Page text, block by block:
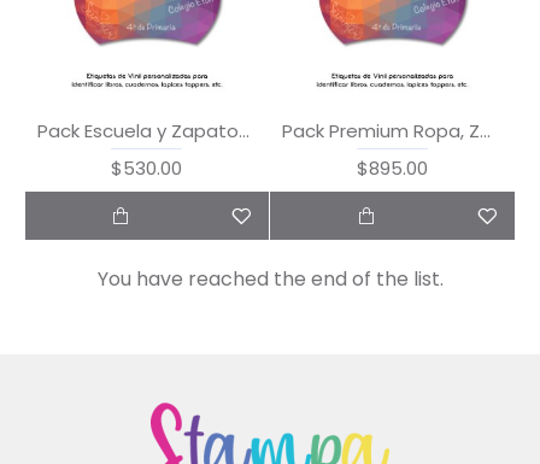
Pack Escuela y Zapatos Prisma
$530.00
Pack Premium Ropa, Zapatos y Escuela Prisma
$895.00
You have reached the end of the list.